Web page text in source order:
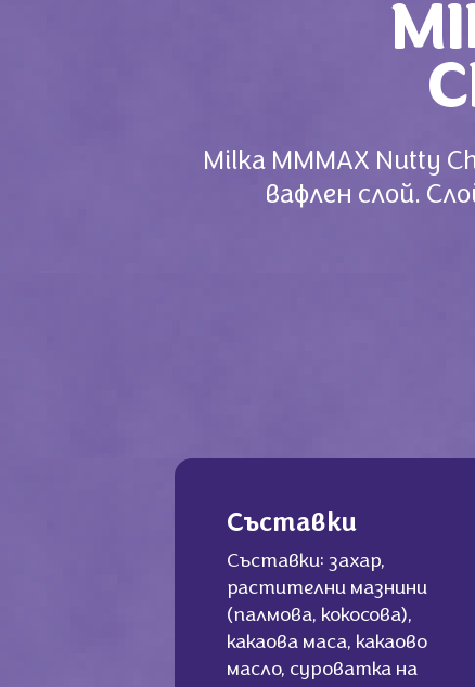
Milka МММАХ Nutty
вафлен слой.
Съставки
Съставки: захар,
растителни мазнини
(палмова, кокосова),
какаова маса, какаово
масло, суроватка на